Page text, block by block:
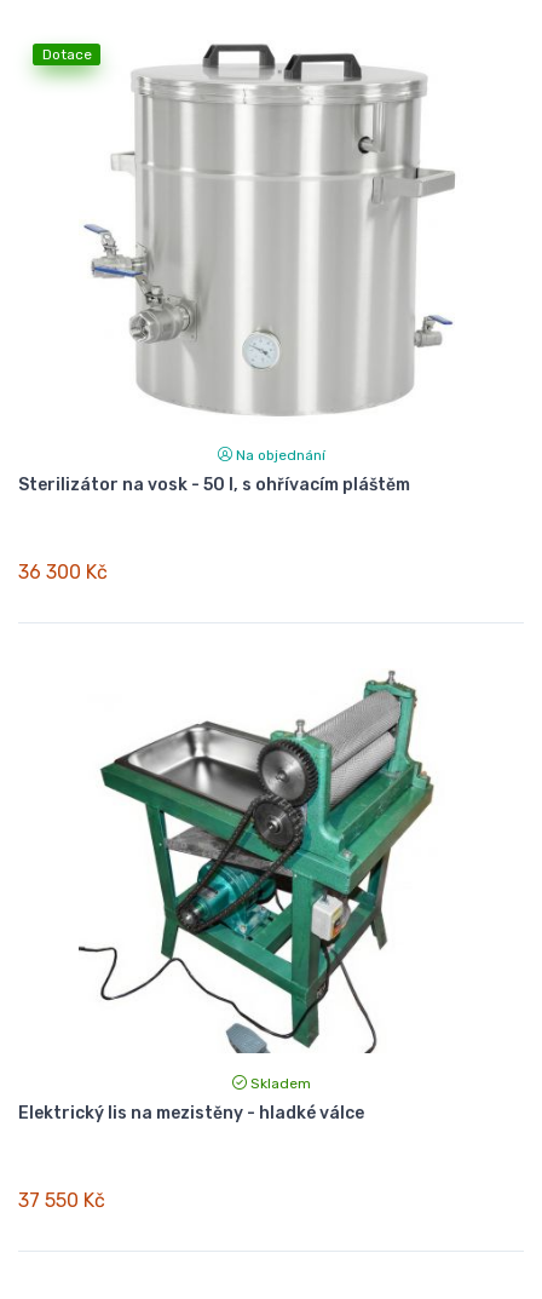
Dotace
Na objednání
Sterilizátor na vosk - 50 l, s ohřívacím pláštěm
36 300 Kč
Skladem
Elektrický lis na mezistěny - hladké válce
37 550 Kč